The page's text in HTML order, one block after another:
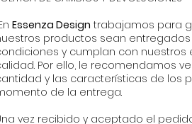
Essenza Design trabajamos para
productos sean
y cumplan con nuestros
Por ello, le recomendamos
y las características de los
de la entrega.
vez recibido y aceptado el